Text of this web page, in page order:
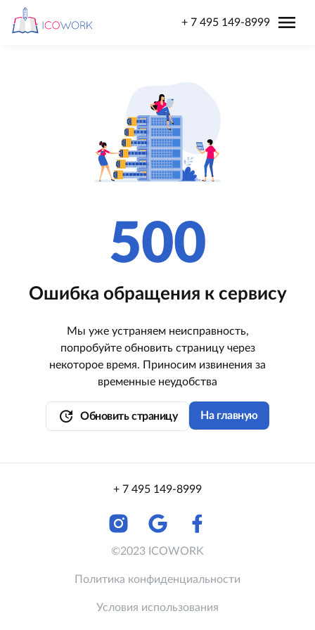
+ 7 495 149-8999 menu
500
Ошибка обращения к сервису
Мы уже устраняем неисправность,
попробуйте обновить страницу через
некоторое время. Приносим извинения за
временные неудобства
update Обновить страницу На главную
+ 7 495 149-8999
©2023 ICOWORK
Политика конфиденциальности
Условия использования